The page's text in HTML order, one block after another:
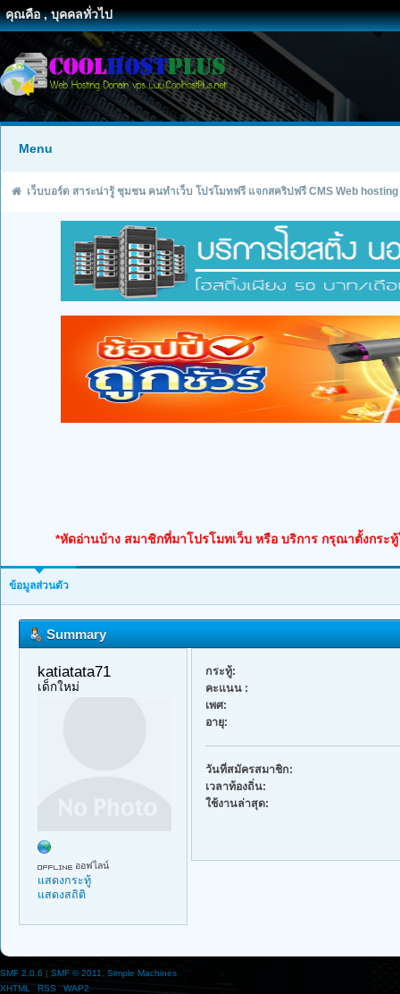
คุณคือ , บุคคลทั่วไป
Menu
เว็บบอร์ด สาระน่ารู้ ชุมชน คนทำเว็บ โปรโมทฟรี แจกสคริปฟรี CMS Web hosting
*หัดอ่านบ้าง สมาชิกที่มาโปรโมทเว็บ หรือ บริการ กรุณาตั้งกระ
ข้อมูลส่วนตัว
Summary
katiatata71
เด็กใหม่
ออฟไลน์
แสดงกระทู้
แสดงสถิติ
กระทู้:
คะแนน :
เพศ:
อายุ:
วันที่สมัครสมาชิก:
เวลาท้องถิ่น:
ใช้งานล่าสุด:
SMF 2.0.6 | SMF © 2011
Simple Machines
XHTML
RSS WAP2